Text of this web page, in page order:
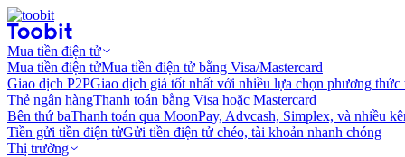
Mua tiền điện tử
Mua tiền điện tửMua tiền điện tử bằng Visa/Mastercard
Giao dịch P2PGiao dịch giá tốt nhất với nhiều lựa chọn phương thức
Thẻ ngân hàngThanh toán bằng Visa hoặc Mastercard
Bên thứ baThanh toán qua MoonPay, Advcash, Simplex, và nhiều
Tiền gửi tiền điện tửGửi tiền điện tử chéo, tài khoản nhanh chóng
Thị trường